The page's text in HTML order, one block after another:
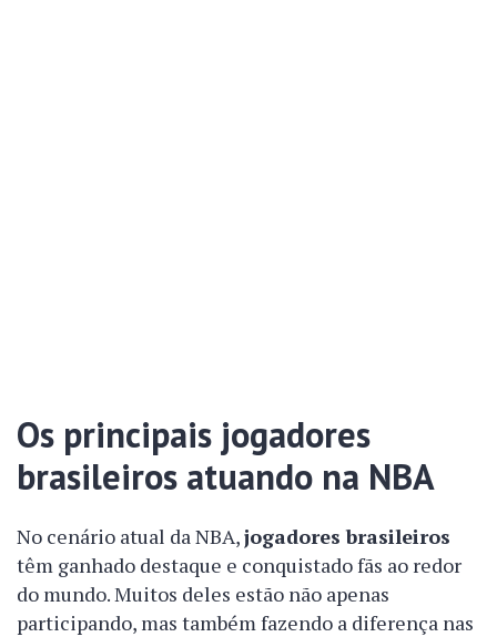
Os principais jogadores
brasileiros atuando na NBA
No cenário atual da NBA,jogadores brasileiros
têm ganhado destaque e conquistado fãs ao redor
do mundo. Muitos deles estão não apenas
participando, mas também fazendo a diferença nas